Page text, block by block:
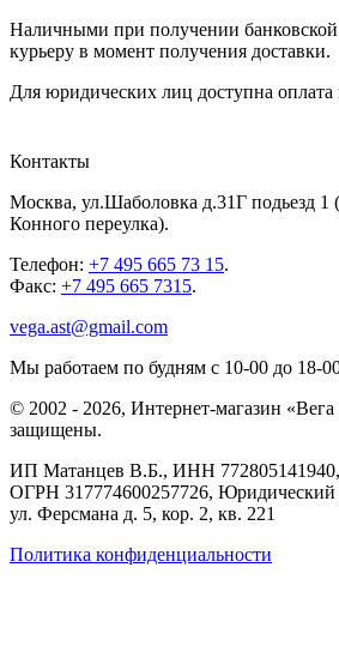
Наличными при получении банковской
курьеру в момент получения доставки.
Для юридических лиц доступна оплата
Контакты
Москва, ул.Шаболовка д.31Г подьезд 1
Конного переулка).
Телефон: +7 495 665 73 15.
Факс: +7 495 665 7315.
vega.ast@gmail.com
Мы работаем по будням с 10-00 до 18-
© 2002 - 2026, Интернет-магазин
защищены.
ИП Матанцев В.Б., ИНН 772805141940,
ОГРН 317774600257726, Юридический
ул. Ферсмана д. 5, кор. 2, кв. 221
Политика конфиденциальности